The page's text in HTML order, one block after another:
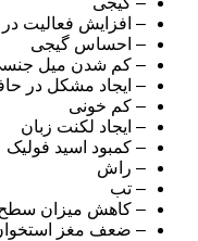
– افزایش فعالیت
– احساس گیجی
– کم شدن میل جنسی
– ایجاد مشکل در
– کم خونی
– ایجاد لکنت زبان
– کمبود اسید فولیک
– راش
– تب
– کاهش میزان
– ضعف مغز